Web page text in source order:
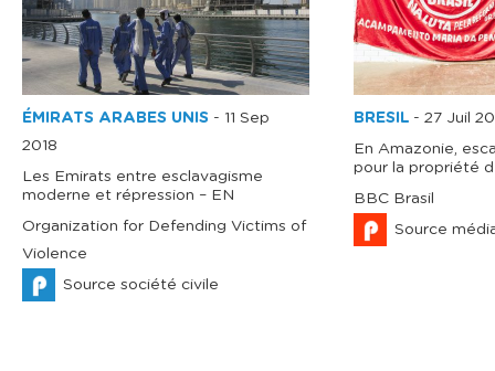
ÉMIRATS ARABES UNIS - 11 Sep
2018
Les Emirats entre esclavagisme
moderne et répression – EN
Organization for Defending Victims of
Violence
Source société civile
BRESIL- 27 Juil
En Amazonie,
pour la propriété
BBC Brasil
Source